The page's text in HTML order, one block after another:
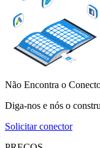
Não Encontra o
Diga-nos e nós o
Solicitar conector